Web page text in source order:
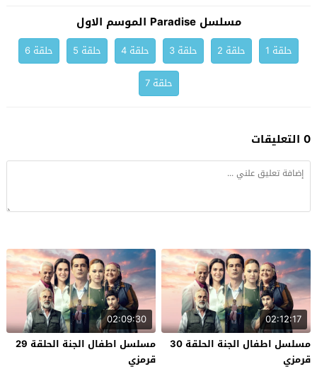
مسلسل Paradise الموسم الاول
حلقة 1 حلقة 2 حلقة 3 حلقة 4 حلقة 5
حلقة 6
حلقة 7
0 التعليقات
02:12:17
مسلسل اطفال الجنة الحلقة 30
قرمزي
02:09:30
مسلسل اطفال الجنة الحلقة 29
قرمزي